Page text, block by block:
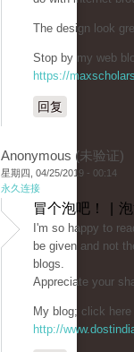
The design look
Stop by my web
https://
回复
Anonymous (未验证)
星期四, 04/25/2019 - 00:14
永久连接
冒个泡吧！ |
I'm so happy to
be given and not
blogs.
Appreciate your
My blog; click here
http://